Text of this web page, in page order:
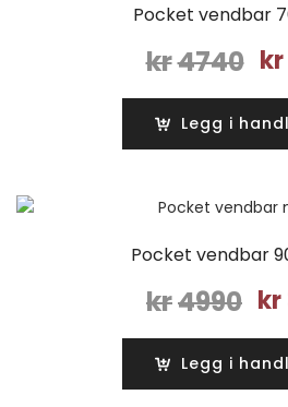
Pocket vendbar
kr4740 kr
Legg i
Pocket vendbar
kr4990 kr
Legg i